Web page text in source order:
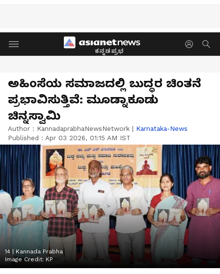
ಕನ್ನಡಪ್ರಭ
ಅಹಿಂಸೆಯ ಸಮಾಜದಲ್ಲಿ ಬುದ್ಧರ ಚಿಂತನೆ
ಪ್ರಭಾವಿಸುತ್ತಿವೆ: ಮೂಡ್ನಾಕೂಡು
ಚಿನ್ನಸ್ವಾಮಿ
Author : KannadaprabhaNewsNetwork | Karnataka-News
Published : Apr 03 2026, 01:15 AM IST
14 | Kannada Prabha
Image Credit: KP